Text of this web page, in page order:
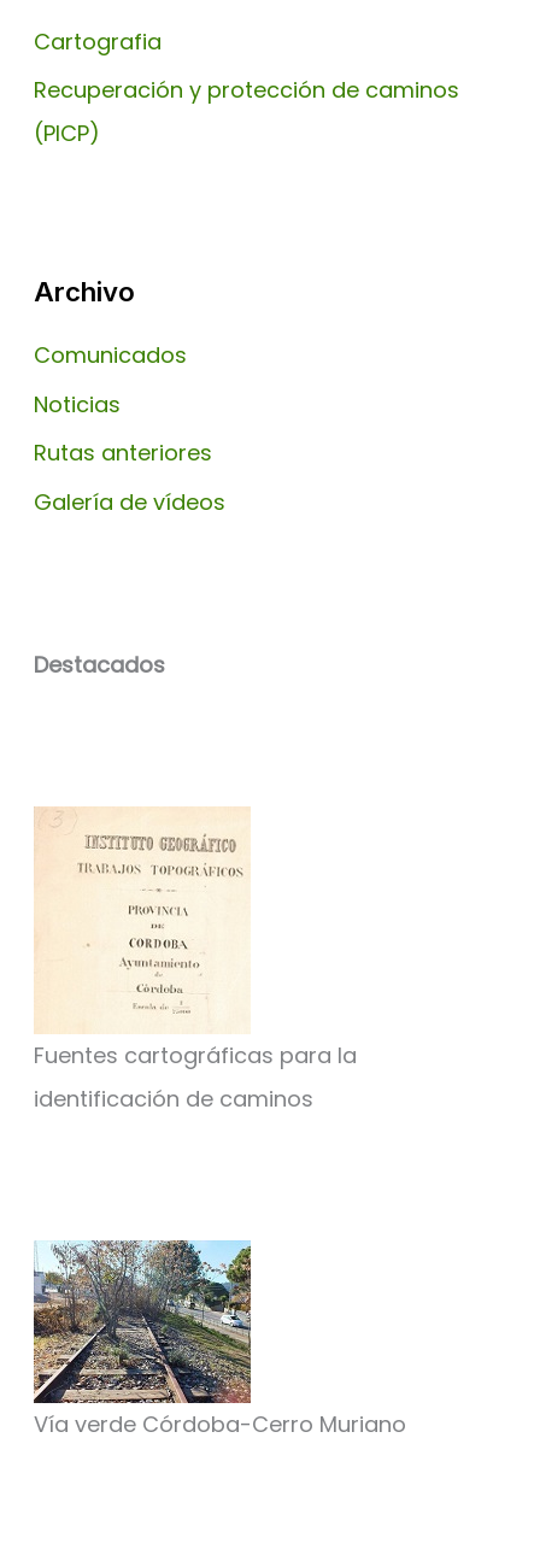
Cartografia
Recuperación y protección de caminos
(PICP)
Archivo
Comunicados
Noticias
Rutas anteriores
Galería de vídeos
Destacados
Fuentes cartográficas para la
identificación de caminos
Vía verde Córdoba-Cerro Muriano